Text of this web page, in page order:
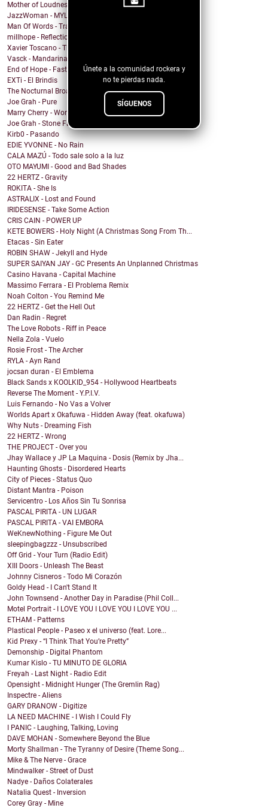
Únete a la comunidad rockera y
no te pierdas nada.
SÍGUENOS
Mother of Loudness - Not Yet But Soon
JazzWoman - MYLOVAH
Man Of Words - Translation Lost
millhope - Reflection
Xavier Toscano - The City Said
Vasck - Mandarina
End of Hope - Fastball
EXTi - El Brindis
The Nocturnal Broadcast - Insomnia
Joe Grah - Pure
Marry Cherry - Won't Die Slow
Joe Grah - Stone Face
Kirb0 - Pasando
EDIE YVONNE - No Rain
CALA MAZÚ - Todo sale solo a la luz
OTO MAYUMI - Good and Bad Shades
22 HERTZ - Gravity
ROKITA - She Is
ASTRALIX - Lost and Found
IRIDESENSE - Take Some Action
CRIS CAIN - POWER UP
KETE BOWERS - Holy Night (A Christmas Song From Th...
Etacas - Sin Eater
ROBIN SHAW - Jekyll and Hyde
SUPER SAIYAN JAY - GC Presents An Unplanned Christmas
Casino Havana - Capital Machine
Massimo Ferrara - El Problema Remix
Noah Colton - You Remind Me
22 HERTZ - Get the Hell Out
Dan Radin - Regret
The Love Robots - Riff in Peace
Nella Zola - Vuelo
Rosie Frost - The Archer
RYLA - Ayn Rand
jocsan duran - El Emblema
Black Sands x KOOLKID_954 - Hollywood Heartbeats
Reverse The Moment - Y.P.I.V.
Luis Fernando - No Vas a Volver
Worlds Apart x Okafuwa - Hidden Away (feat. okafuwa)
Why Nuts - Dreaming Fish
22 HERTZ - Wrong
THE PROJECT - Over you
Jhay Wallace y JP La Maquina - Dosis (Remix by Jha...
Haunting Ghosts - Disordered Hearts
City of Pieces - Status Quo
Distant Mantra - Poison
Servicentro - Los Años Sin Tu Sonrisa
PASCAL PIRITA - UN LUGAR
PASCAL PIRITA - VAI EMBORA
WeKnewNothing - Figure Me Out
sleepingbagzzz - Unsubscribed
Off Grid - Your Turn (Radio Edit)
XIII Doors - Unleash The Beast
Johnny Cisneros - Todo Mi Corazón
Goldy Head - I Can't Stand It
John Townsend - Another Day in Paradise (Phil Coll...
Motel Portrait - I LOVE YOU I LOVE YOU I LOVE YOU ...
ETHAM - Patterns
Plastical People - Paseo x el universo (feat. Lore...
Kid Prexy - “I Think That You’re Pretty”
Demonship - Digital Phantom
Kumar Kislo - TU MINUTO DE GLORIA
Freyah - Last Night - Radio Edit
Opensight - Midnight Hunger (The Gremlin Rag)
Inspectre - Aliens
GARY DRANOW - Digitize
LA NEED MACHINE - I Wish I Could Fly
I PANIC - Laughing, Talking, Loving
DAVE MOHAN - Somewhere Beyond the Blue
Morty Shallman - The Tyranny of Desire (Theme Song...
Mike & The Nerve - Grace
Mindwalker - Street of Dust
Nadye - Daños Colaterales
Natalia Quest - Inversion
Corey Gray - Mine